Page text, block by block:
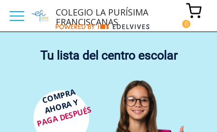
COLEGIO LA PURÍSIMA
FRANCISCANAS
Tu lista del centro escolar
COMPRA
AHORA Y
PAGA DESPUÉS